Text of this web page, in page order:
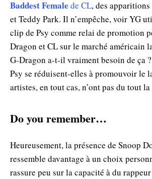
Baddest Female de CL, des apparitions
et Teddy Park. Il n’empêche, voir YG
clip de Psy comme relai de promotion
Dragon et CL sur le marché américain
G-Dragon a-t-il vraiment besoin de ça
Psy se réduisent-elles à promouvoir le
artistes, en tout cas, n’ont pas du tout
Do you remember…
Heureusement, la présence de Snoop
ressemble davantage à un choix
rassure peu sur la capacité à du